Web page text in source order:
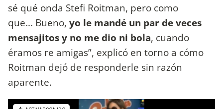
sé qué onda Stefi Roitman, pero como
que... Bueno, yo le mandé un par de veces
mensajitos y no me dio ni bola, cuando
éramos re amigas”, explicó en torno a cómo
Roitman dejó de responderle sin razón
aparente.